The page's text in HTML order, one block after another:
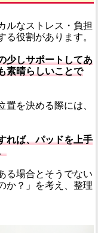
ルなストレス・負担
る役割があります。
少しサポートしてあ
素晴らしいことで
を決める際には、
れば、パッドを上手
る場合とそうでない
か？」を考え、整理